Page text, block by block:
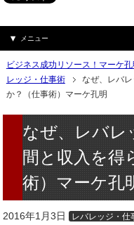
メニュー
ビジネス成功リソース！マーケ
レッジ・仕事術
なぜ、レバ
か？（仕事術）マーケ孔明
なぜ、レバレ
間と収入を得
術）マーケ孔
2016年1月3日 レバレッジ・仕